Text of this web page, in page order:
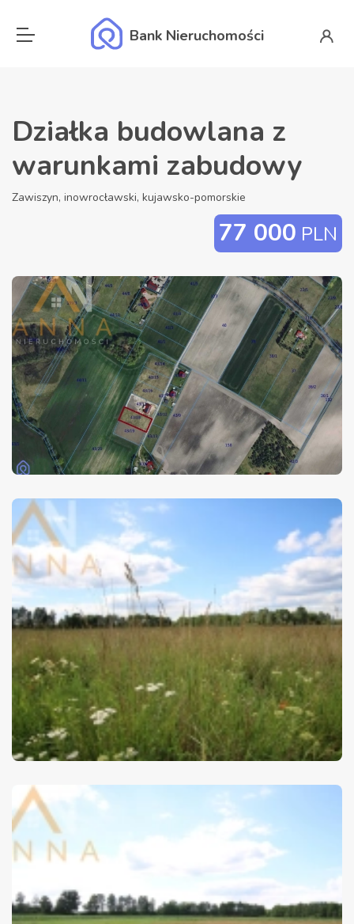
Bank Nieruchomości
Działka budowlana z
warunkami zabudowy
Zawiszyn, inowrocławski, kujawsko-pomorskie
77 000 PLN